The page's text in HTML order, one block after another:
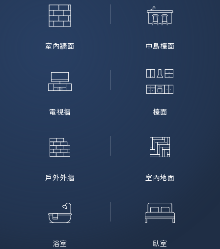
室內牆面 中島檯面
電視牆 檯面
戶外外牆 室內地面
浴室 臥室